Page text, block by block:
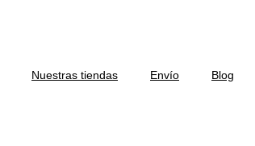
Nuestras tiendas Envío Blog